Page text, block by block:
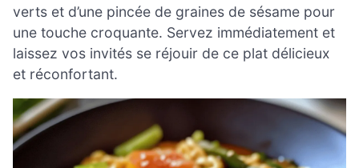
verts et d’une pincée de graines de sésame pour
une touche croquante. Servez immédiatement et
laissez vos invités se réjouir de ce plat délicieux
et réconfortant.